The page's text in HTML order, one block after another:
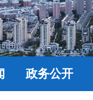
政务公开